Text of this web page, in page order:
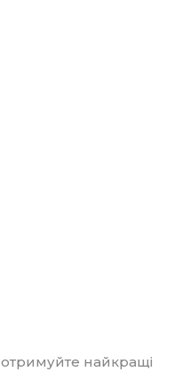
найкращі